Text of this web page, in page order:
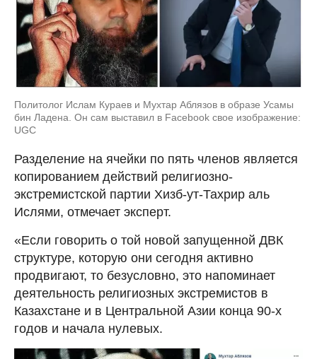
Политолог Ислам Кураев и Мухтар Аблязов в образе Усамы
бин Ладена. Он сам выставил в Facebook свое изображение:
UGC
Разделение на ячейки по пять членов является
копированием действий религиозно-
экстремистской партии Хизб-ут-Тахрир аль
Ислями, отмечает эксперт.
«Если говорить о той новой запущенной ДВК
структуре, которую они сегодня активно
продвигают, то безусловно, это напоминает
деятельность религиозных экстремистов в
Казахстане и в Центральной Азии конца 90-х
годов и начала нулевых.